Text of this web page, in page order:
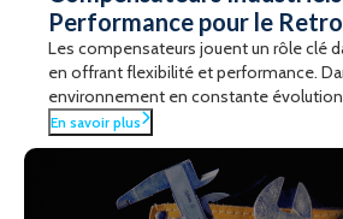
Performance pour le
Les compensateurs jouent un rôle clé
en offrant flexibilité et performance.
environnement en constante
intelligente permet d'optimiser les
répondant aux défis du retrofit 4.0.
ces composants innovants assurent la
maintenance prédictive et la durabilité
En savoir plus